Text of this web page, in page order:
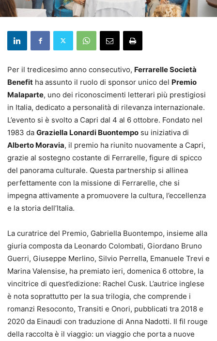
Per il tredicesimo anno consecutivo, Ferrarelle Società
Benefit ha assunto il ruolo di sponsor unico del Premio
Malaparte, uno dei riconoscimenti letterari più prestigiosi
in Italia, dedicato a personalità di rilevanza internazionale.
L’evento si è svolto a Capri dal 4 al 6 ottobre. Fondato nel
1983 da Graziella Lonardi Buontempo su iniziativa di
Alberto Moravia, il premio ha riunito nuovamente a Capri,
grazie al sostegno costante di Ferrarelle, figure di spicco
del panorama culturale. Questa partnership si allinea
perfettamente con la missione di Ferrarelle, che si
impegna attivamente a promuovere la cultura, l’eccellenza
e la storia dell’Italia.
La curatrice del Premio, Gabriella Buontempo, insieme alla
giuria composta da Leonardo Colombati, Giordano Bruno
Guerri, Giuseppe Merlino, Silvio Perrella, Emanuele Trevi e
Marina Valensise, ha premiato ieri, domenica 6 ottobre, la
vincitrice di quest’edizione: Rachel Cusk. L’autrice inglese
è nota soprattutto per la sua trilogia, che comprende i
romanzi Resoconto, Transiti e Onori, pubblicati tra 2018 e
2020 da Einaudi con traduzione di Anna Nadotti. Il fil rouge
della raccolta è il viaggio: un viaggio che porta a nuove